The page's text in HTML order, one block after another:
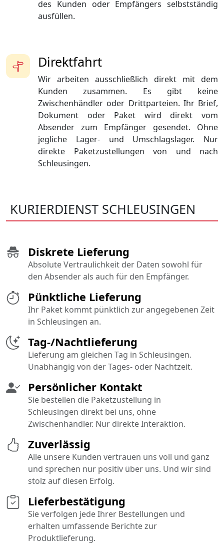
des Kunden oder Empfängers selbstständig
ausfüllen.
Direktfahrt
Wir arbeiten ausschließlich direkt mit dem
Kunden zusammen. Es gibt keine
Zwischenhändler oder Drittparteien. Ihr Brief,
Dokument oder Paket wird direkt vom
Absender zum Empfänger gesendet. Ohne
jegliche Lager- und Umschlagslager. Nur
direkte Paketzustellungen von und nach
Schleusingen.
KURIERDIENST SCHLEUSINGEN
Pünktliche Lieferung
Ihr Paket kommt pünktlich zur angegebenen Zeit
in Schleusingen an.
Diskrete Lieferung
Absolute Vertraulichkeit der Daten sowohl für
den Absender als auch für den Empfänger.
Tag-/Nachtlieferung
Lieferung am gleichen Tag in Schleusingen.
Unabhängig von der Tages- oder Nachtzeit.
Persönlicher Kontakt
Sie bestellen die Paketzustellung in
Schleusingen direkt bei uns, ohne
Zwischenhändler. Nur direkte Interaktion.
Lieferbestätigung
Sie verfolgen jede Ihrer Bestellungen und
erhalten umfassende Berichte zur
Produktlieferung.
Zuverlässig
Alle unsere Kunden vertrauen uns voll und ganz
und sprechen nur positiv über uns. Und wir sind
stolz auf diesen Erfolg.